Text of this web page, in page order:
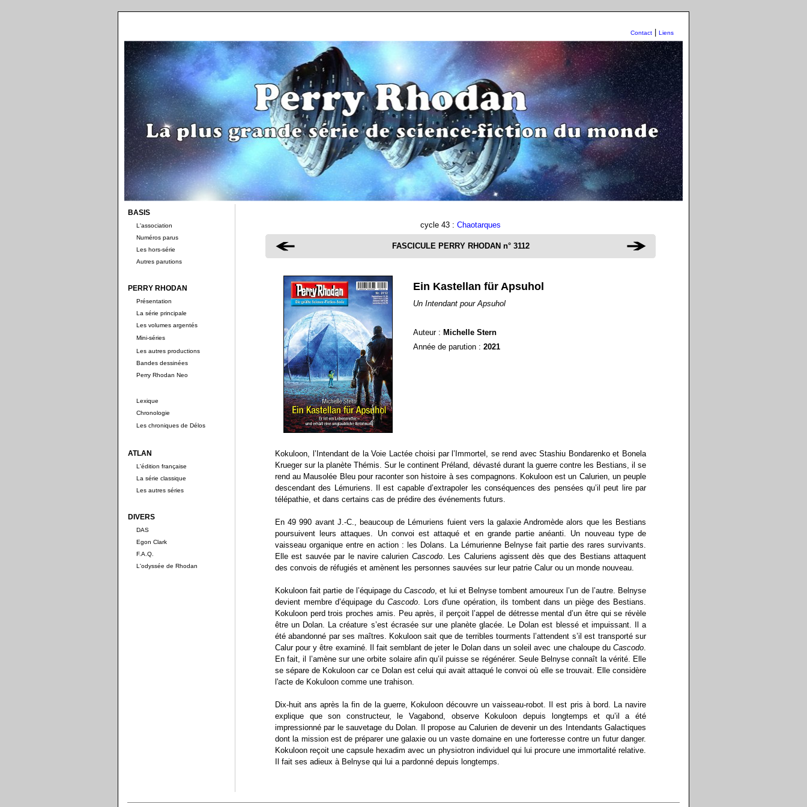
Contact Liens
BASIS
L'association
Numéros parus
Les hors-série
Autres parutions
PERRY RHODAN
Présentation
La série principale
Les volumes argentés
Mini-séries
Les autres productions
Bandes dessinées
Perry Rhodan Neo
Lexique
Chronologie
Les chroniques de Délos
ATLAN
L'édition française
La série classique
Les autres séries
DIVERS
DAS
Egon Clark
F.A.Q.
L'odyssée de Rhodan
cycle 43 : Chaotarques
FASCICULE PERRY RHODAN n° 3112
Ein Kastellan für Apsuhol
Un Intendant pour Apsuhol
Auteur : Michelle Stern
Année de parution : 2021
Kokuloon, l’Intendant de la Voie Lactée choisi par l’Immortel, se rend avec Stashiu Bondarenko et Bonela
Krueger sur la planète Thémis. Sur le continent Préland, dévasté durant la guerre contre les Bestians, il se
rend au Mausolée Bleu pour raconter son histoire à ses compagnons. Kokuloon est un Calurien, un peuple
descendant des Lémuriens. Il est capable d’extrapoler les conséquences des pensées qu’il peut lire par
télépathie, et dans certains cas de prédire des événements futurs.
En 49 990 avant J.-C., beaucoup de Lémuriens fuient vers la galaxie Andromède alors que les Bestians
poursuivent leurs attaques. Un convoi est attaqué et en grande partie anéanti. Un nouveau type de
vaisseau organique entre en action : les Dolans. La Lémurienne Belnyse fait partie des rares survivants.
Elle est sauvée par le navire calurien Cascodo. Les Caluriens agissent dès que des Bestians attaquent
des convois de réfugiés et amènent les personnes sauvées sur leur patrie Calur ou un monde nouveau.
Kokuloon fait partie de l’équipage duCascodo, et lui et Belnyse tombent amoureux l’un de l’autre. Belnyse
devient membre d’équipage du Cascodo. Lors d'une opération, ils tombent dans un piège des Bestians.
Kokuloon perd trois proches amis. Peu après, il perçoit l’appel de détresse mental d’un être qui se révèle
être un Dolan. La créature s’est écrasée sur une planète glacée. Le Dolan est blessé et impuissant. Il a
été abandonné par ses maîtres. Kokuloon sait que de terribles tourments l’attendent s’il est transporté sur
Calur pour y être examiné. Il fait semblant de jeter le Dolan dans un soleil avec une chaloupe du Cascodo.
En fait, il l’amène sur une orbite solaire afin qu’il puisse se régénérer. Seule Belnyse connaît la vérité. Elle
se sépare de Kokuloon car ce Dolan est celui qui avait attaqué le convoi où elle se trouvait. Elle considère
l'acte de Kokuloon comme une trahison.
Dix-huit ans après la fin de la guerre, Kokuloon découvre un vaisseau-robot. Il est pris à bord. La navire
explique que son constructeur, le Vagabond, observe Kokuloon depuis longtemps et qu’il a été
impressionné par le sauvetage du Dolan. Il propose au Calurien de devenir un des Intendants Galactiques
dont la mission est de préparer une galaxie ou un vaste domaine en une forteresse contre un futur danger.
Kokuloon reçoit une capsule hexadim avec un physiotron individuel qui lui procure une immortalité relative.
Il fait ses adieux à Belnyse qui lui a pardonné depuis longtemps.